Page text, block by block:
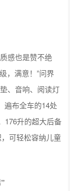
感也是赞不绝
，满意！”问界
、音响、阅读灯
遍布全车的14处
176升的超大后备
可轻松容纳儿童
”